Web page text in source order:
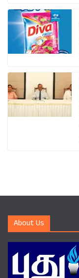
About Us